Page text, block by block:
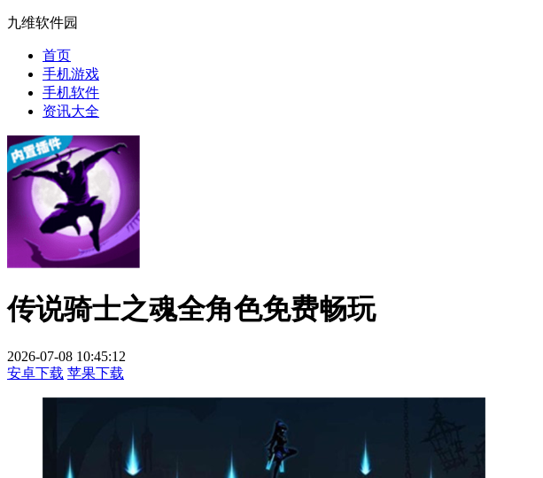
九维软件园
首页
手机游戏
手机软件
资讯大全
传说骑士之魂全角色免费畅玩
2026-07-08 10:45:12
安卓下载 苹果下载